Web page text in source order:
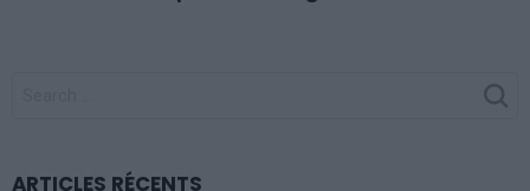
ARTICLES RÉCENTS